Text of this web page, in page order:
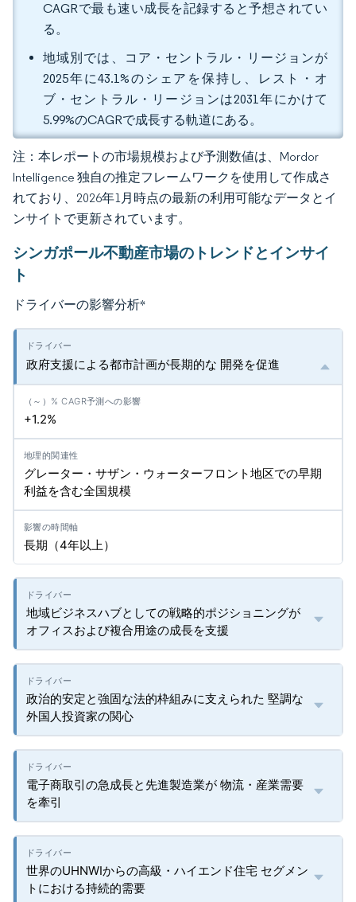
CAGRで最も速い成長を記録すると予想されてい
る。
地域別では、コア・セントラル・リージョンが
2025年に43.1%のシェアを保持し、レスト・オ
ブ・セントラル・リージョンは2031年にかけて
5.99%のCAGRで成長する軌道にある。
注：本レポートの市場規模および予測数値は、Mordor
Intelligence 独自の推定フレームワークを使用して作成さ
れており、2026年1月時点の最新の利用可能なデータとイ
ンサイトで更新されています。
シンガポール不動産市場のトレンドとインサイ
ト
ドライバーの影響分析*
政府支援による都市計画が長期的な 開発を促進
+1.2%
グレーター・サザン・ウォーターフロント地区での早期
利益を含む全国規模
長期（4年以上）
地域ビジネスハブとしての戦略的ポジショニングが
オフィスおよび複合用途の成長を支援
政治的安定と強固な法的枠組みに支えられた 堅調な
外国人投資家の関心
電子商取引の急成長と先進製造業が 物流・産業需要
を牽引
世界のUHNWIからの高級・ハイエンド住宅 セグメン
トにおける持続的需要